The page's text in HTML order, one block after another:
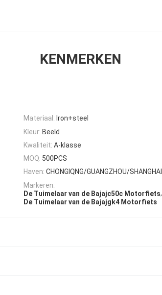
KENMERKEN
Materiaal: Iron+steel
Kleur: Beeld
Kwaliteit: A-klasse
MOQ: 500PCS
Haven: CHONGIQNG/GUANGZHOU/SHANGHAI
Markeren:
De Tuimelaar van de Bajajc50c Motorfiets,
De Tuimelaar van de Bajajgk4 Motorfiets